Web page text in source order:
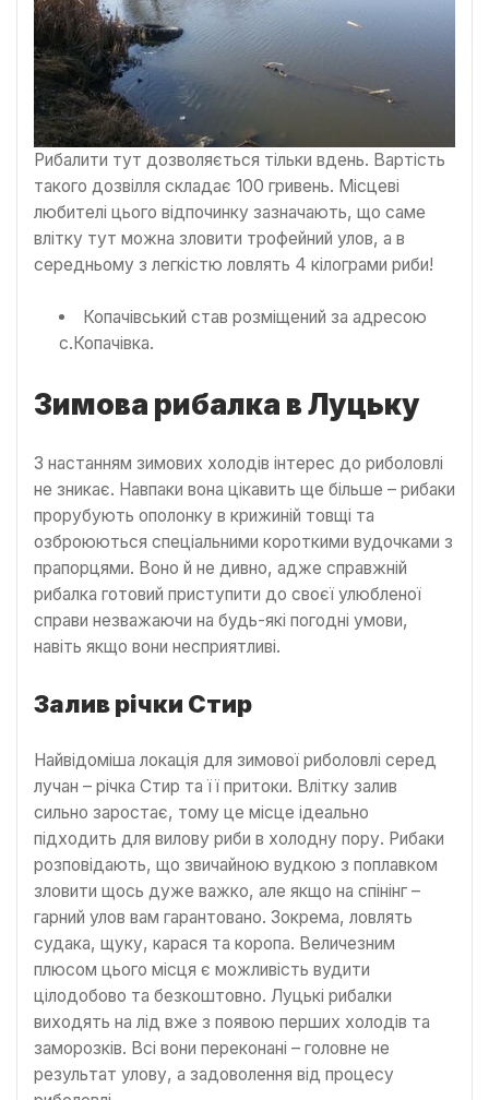
Рибалити тут дозволяється тільки вдень. Вартість
такого дозвілля складає 100 гривень. Місцеві
любителі цього відпочинку зазначають, що саме
влітку тут можна зловити трофейний улов, а в
середньому з легкістю ловлять 4 кілограми риби!
Копачівський став розміщений за адресою
с.Копачівка.
Зимова рибалка в Луцьку
З настанням зимових холодів інтерес до риболовлі
не зникає. Навпаки вона цікавить ще більше – рибаки
прорубують ополонку в крижиній товщі та
озброюються спеціальними короткими вудочками з
прапорцями. Воно й не дивно, адже справжній
рибалка готовий приступити до своєї улюбленої
справи незважаючи на будь-які погодні умови,
навіть якщо вони несприятливі.
Залив річки Стир
Найвідоміша локація для зимової риболовлі серед
лучан – річка Стир та її притоки. Влітку залив
сильно заростає, тому це місце ідеально
підходить для вилову риби в холодну пору. Рибаки
розповідають, що звичайною вудкою з поплавком
зловити щось дуже важко, але якщо на спінінг –
гарний улов вам гарантовано. Зокрема, ловлять
судака, щуку, карася та коропа. Величезним
плюсом цього місця є можливість вудити
цілодобово та безкоштовно. Луцькі рибалки
виходять на лід вже з появою перших холодів та
заморозків. Всі вони переконані – головне не
результат улову, а задоволення від процесу